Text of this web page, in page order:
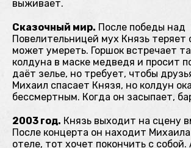
выживает.
Сказочный мир. После победы над
Повелительницей мух Князь теряет
может умереть. Горшок встречает
колдуна в маске медведя и просит
даёт зелье, но требует, чтобы
Михаил спасает Князя, но колдун
бессмертным. Когда он засыпает,
2003 год. Князь выходит на сцену
После концерта он находит
отеле, тот хочет покончить с